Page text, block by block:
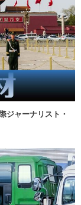
ジャーナリスト・